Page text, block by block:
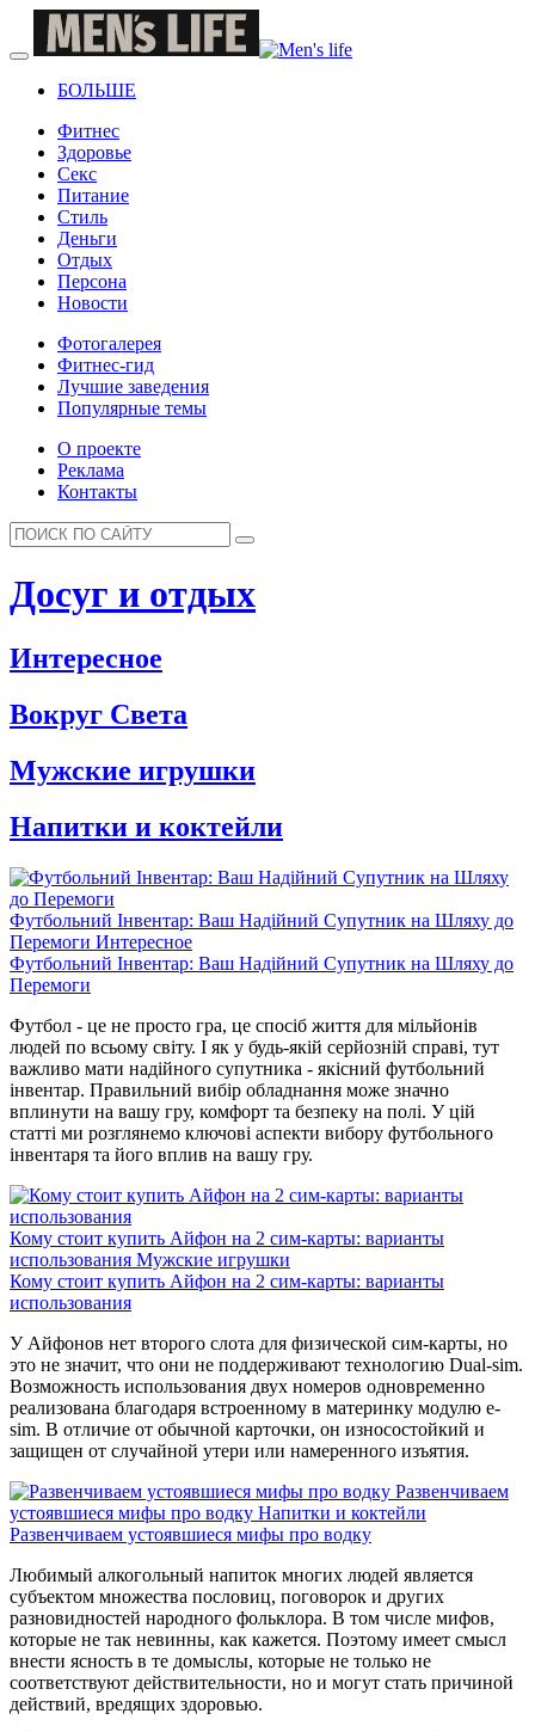
БОЛЬШЕ
Фитнес
Здоровье
Секс
Питание
Стиль
Деньги
Отдых
Персона
Новости
Фотогалерея
Фитнес-гид
Лучшие заведения
Популярные темы
О проекте
Реклама
Контакты
Досуг и отдых
Интересное
Вокруг Света
Мужские игрушки
Напитки и коктейли
Футбольний Інвентар: Ваш Надійний Супутник на Шляху до
Перемоги Интересное
Футбольний Інвентар: Ваш Надійний Супутник на Шляху до
Перемоги
Футбол - це не просто гра, це спосіб життя для мільйонів
людей по всьому світу. І як у будь-якій серйозній справі, тут
важливо мати надійного супутника - якісний футбольний
інвентар. Правильний вибір обладнання може значно
вплинути на вашу гру, комфорт та безпеку на полі. У цій
статті ми розглянемо ключові аспекти вибору футбольного
інвентаря та його вплив на вашу гру.
Кому стоит купить Айфон на 2 сим-карты: варианты
использования Мужские игрушки
Кому стоит купить Айфон на 2 сим-карты: варианты
использования
У Айфонов нет второго слота для физической сим-карты, но
это не значит, что они не поддерживают технологию Dual-sim.
Возможность использования двух номеров одновременно
реализована благодаря встроенному в материнку модулю e-
sim. В отличие от обычной карточки, он износостойкий и
защищен от случайной утери или намеренного изъятия.
Развенчиваем
устоявшиеся мифы про водку Напитки и коктейли
Развенчиваем устоявшиеся мифы про водку
Любимый алкогольный напиток многих людей является
субъектом множества пословиц, поговорок и других
разновидностей народного фольклора. В том числе мифов,
которые не так невинны, как кажется. Поэтому имеет смысл
внести ясность в те домыслы, которые не только не
соответствуют действительности, но и могут стать причиной
действий, вредящих здоровью.